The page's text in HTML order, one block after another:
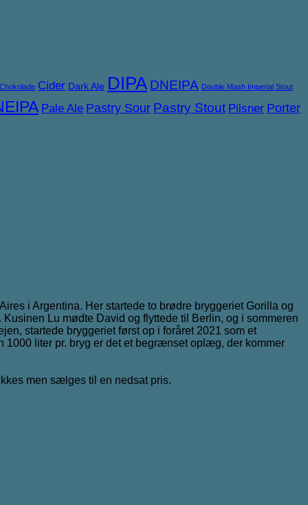
Chokolade Cider Dark Ale DIPA DNEIPA Double Mash Imperial Stout
Pale Ale Pastry Sour Pastry Stout Pilsner Porter
i Argentina. Her startede to brødre bryggeriet Gorilla og
Lu mødte David og flyttede til Berlin, og i sommeren
startede bryggeriet først op i foråret 2021 som et
1000 liter pr. bryg er det et begrænset oplæg, der kommer
men sælges til en nedsat pris.